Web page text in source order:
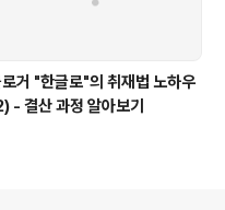
거 "한글로"의 취재법 노하우
- 결산 과정 알아보기